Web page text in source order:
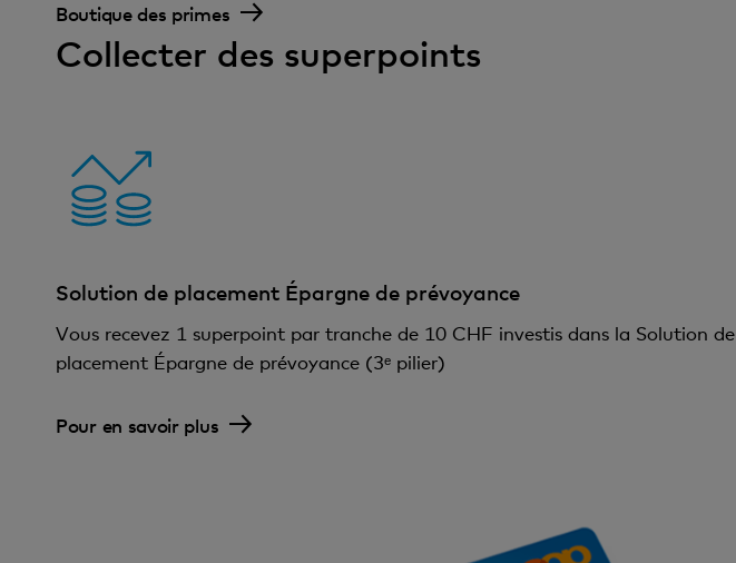
Boutique des primes
Collecter des superpoints
Solution de placement Épargne de prévoyance
Vous recevez 1 superpoint par tranche de 10 CHF investis dans la Solution de
placement Épargne de prévoyance (3ᵉ pilier)
Pour en savoir plus